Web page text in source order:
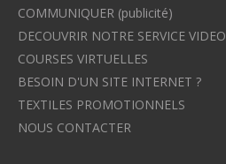
COMMUNIQUER (publicité)
DECOUVRIR NOTRE SERVICE VIDEO
COURSES VIRTUELLES
BESOIN D'UN SITE INTERNET ?
TEXTILES PROMOTIONNELS
NOUS CONTACTER